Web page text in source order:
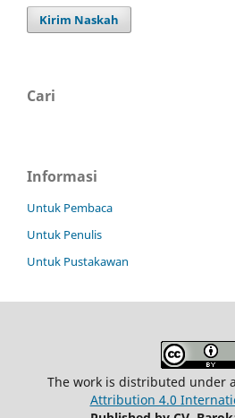
Kirim Naskah
Cari
Informasi
Untuk Pembaca
Untuk Penulis
Untuk Pustakawan
The work is distributed under a
Attribution 4.0